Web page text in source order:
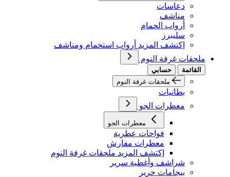
دعاسات
مناشف
أرواب الحمام
سليبرز
إكتشف المزيد أرواب استحمام ومناشف
ملحقات غرفة النوم
القائمة
حسابي
ملحقات غرفة النوم
بطانيات
معطرات الجو
معطرات الجو
فواحات عطرية
معطرات مفارش
إكتشف المزيد ملحقات غرفة النوم
شراشف وأغطية سرير
بيجامات حرير